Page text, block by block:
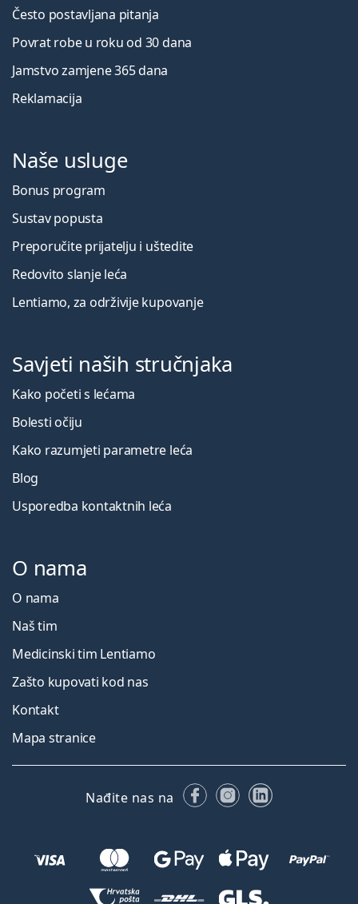
Često postavljana pitanja
Povrat robe u roku od 30 dana
Jamstvo zamjene 365 dana
Reklamacija
Naše usluge
Bonus program
Sustav popusta
Preporučite prijatelju i uštedite
Redovito slanje leća
Lentiamo, za održivije kupovanje
Savjeti naših stručnjaka
Kako početi s lećama
Bolesti očiju
Kako razumjeti parametre leća
Blog
Usporedba kontaktnih leća
O nama
O nama
Naš tim
Medicinski tim Lentiamo
Zašto kupovati kod nas
Kontakt
Mapa stranice
Nađite nas na FacebookuInstagramu
LinkedIn